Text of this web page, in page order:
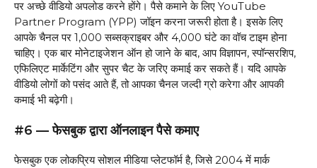
पर अच्छे वीडियो अपलोड करने होंगे। पैसे कमाने के लिए YouTube
Partner Program (YPP) जॉइन करना जरूरी होता है। इसके लिए
आपके चैनल पर 1,000 सब्सक्राइबर और 4,000 घंटे का वॉच टाइम होना
चाहिए। एक बार मोनेटाइजेशन ऑन हो जाने के बाद, आप विज्ञापन, स्पॉन्सरशिप,
एफिलिएट मार्केटिंग और सुपर चैट के जरिए कमाई कर सकते हैं। यदि आपके
वीडियो लोगों को पसंद आते हैं, तो आपका चैनल जल्दी ग्रो करेगा और आपकी
कमाई भी बढ़ेगी।
#6 — फेसबुक द्वारा ऑनलाइन पैसे कमाए
फेसबुक एक लोकप्रिय सोशल मीडिया प्लेटफॉर्म है, जिसे 2004 में मार्क